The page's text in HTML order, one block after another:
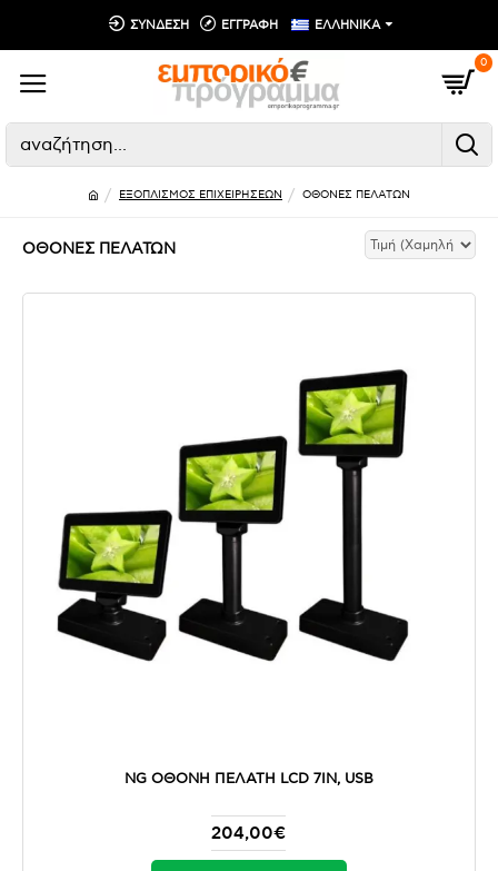
ΣΥΝΔΕΣΗ ΕΓΓΡΑΦΗ ΕΛΛΗΝΙΚΑ
0
ΕΞΟΠΛΙΣΜΟΣ ΕΠΙΧΕΙΡΗΣΕΩΝ ΟΘΟΝΕΣ ΠΕΛΑΤΩΝ
ΟΘΟΝΕΣ ΠΕΛΑΤΩΝ
NG ΟΘΟΝΗ ΠΕΛΑΤΗ LCD 7IN, USB
204,00€